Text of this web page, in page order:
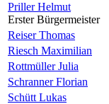
Priller Helmut
Erster Bürgermeister
Reiser Thomas
Riesch Maximilian
Rottmüller Julia
Schranner Florian
Schütt Lukas